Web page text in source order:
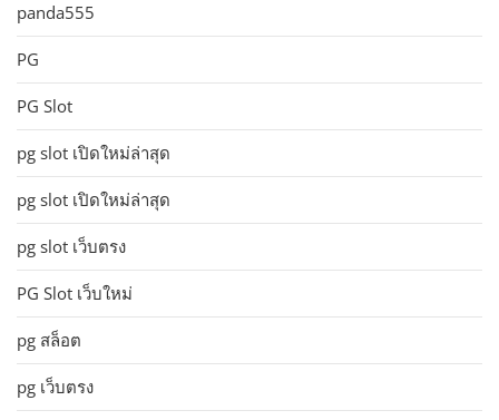
panda555
PG
PG Slot
pg slot เปิดใหม่ล่าสุด
pg slot เปิดใหม่ล่าสุด
pg slot เว็บตรง
PG Slot เว็บใหม่
pg สล็อต
pg เว็บตรง